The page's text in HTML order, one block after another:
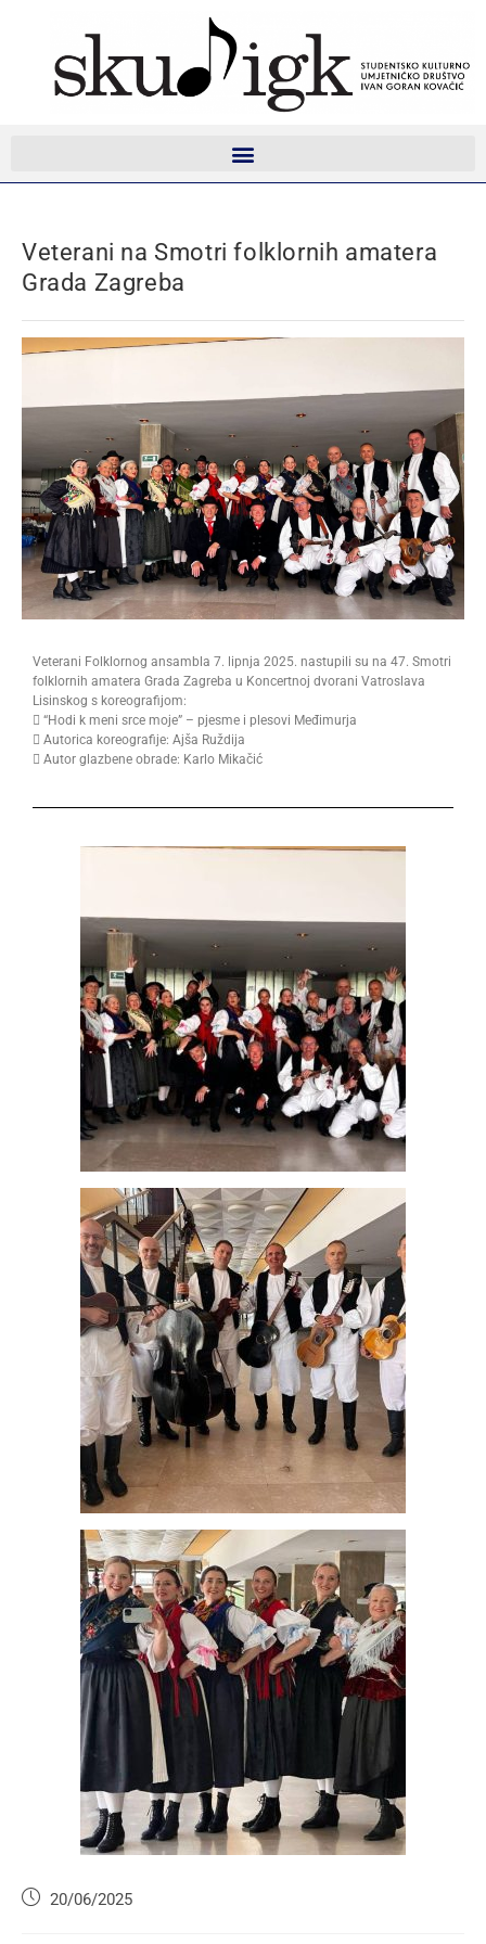
Veterani na Smotri folklornih amatera
Grada Zagreba
Veterani Folklornog ansambla 7. lipnja 2025. nastupili su na 47. Smotri
folklornih amatera Grada Zagreba u Koncertnoj dvorani Vatroslava
Lisinskog s koreografijom:
 “Hodi k meni srce moje” – pjesme i plesovi Međimurja
 Autorica koreografije: Ajša Ruždija
 Autor glazbene obrade: Karlo Mikačić
20/06/2025